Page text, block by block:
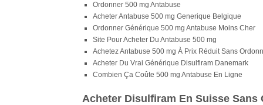
Ordonner 500 mg Antabuse
Acheter Antabuse 500 mg Generique Belgique
Ordonner Générique 500 mg Antabuse Moins Cher
Site Pour Acheter Du Antabuse 500 mg
Achetez Antabuse 500 mg À Prix Réduit Sans
Acheter Du Vrai Générique Disulfiram Danemark
Combien Ça Coûte 500 mg Antabuse En Ligne
Acheter Disulfiram En Suisse Sans